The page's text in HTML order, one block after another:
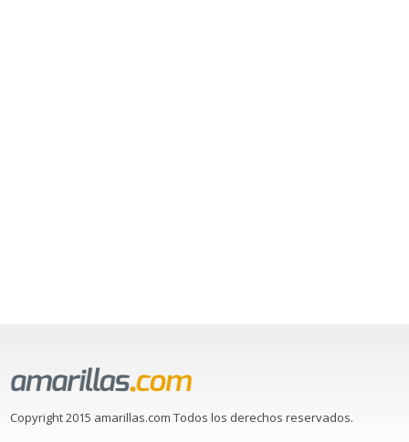
Copyright 2015 amarillas.com Todos los derechos reservados.